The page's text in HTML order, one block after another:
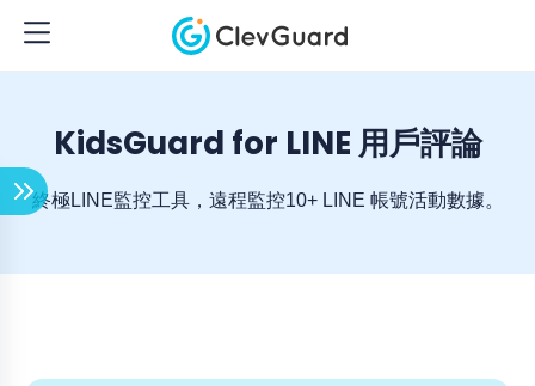
KidsGuard for LINE 用戶評論
終極LINE監控工具，遠程監控10+ LINE 帳號活動數據。